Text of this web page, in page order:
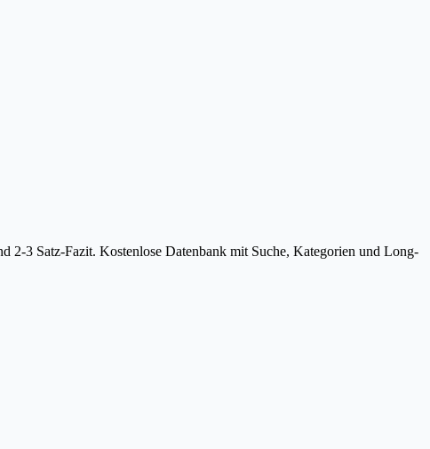
3 Satz-Fazit. Kostenlose Datenbank mit Suche, Kategorien und Long-